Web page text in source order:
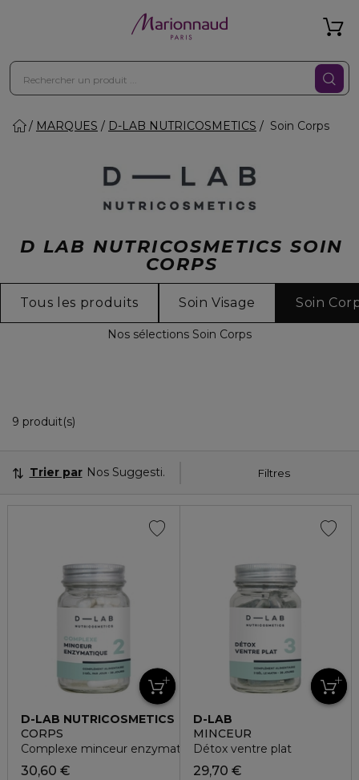
MARQUES D-LAB NUTRICOSMETICS Soin Corps
D LAB NUTRICOSMETICS SOIN
CORPS
Tous les produits Soin Visage Soin
Nos sélections Soin Corps
9 produit(s)
Filtres
Trier par Nos Suggestions
D-LAB NUTRICOSMETICS
CORPS
Complexe minceur enzymatique
30,60 €
D-LAB
NUTRICOSMETICS
MINCEUR
Détox ventre plat
29,70 €